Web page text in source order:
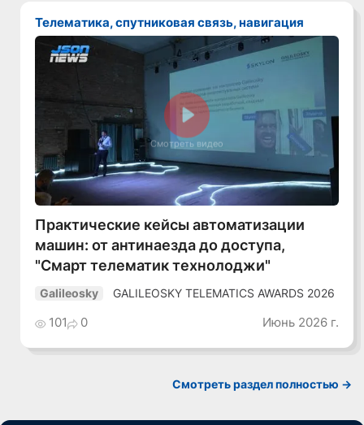
Телематика, спутниковая связь, навигация
Смотреть видео
Практические кейсы автоматизации
машин: от антинаезда до доступа,
"Смарт телематик технолоджи"
Galileosky GALILEOSKY TELEMATICS AWARDS 2026
101 0 Июнь 2026 г.
Смотреть раздел полностью ->